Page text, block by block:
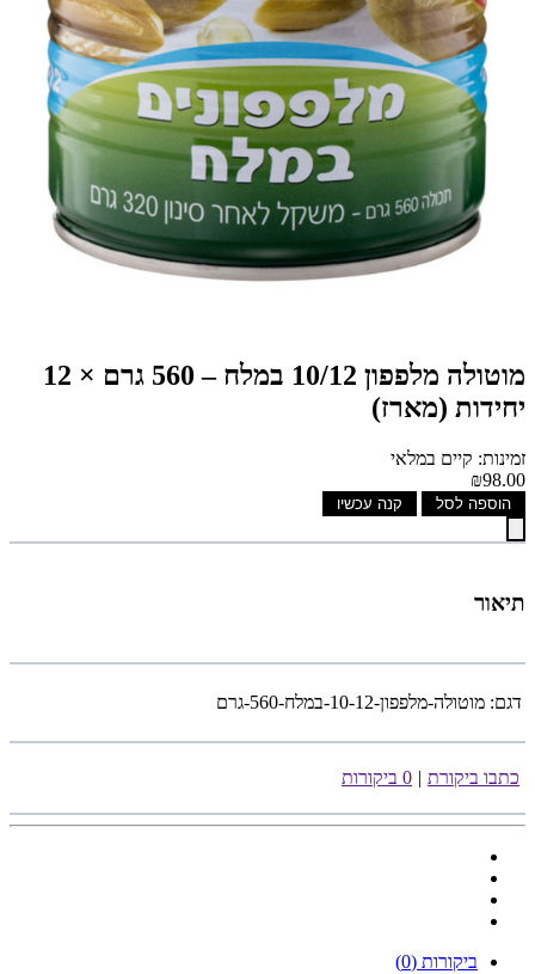
מוטולה מלפפון 10/12 במלח – 560 גרם × 12
יחידות (מארז)
זמינות: קיים במלאי
₪98.00
הוספה לסל קנה עכשיו
תיאור
דגם: מוטולה-מלפפון-10-12-במלח-560-גרם
כתבו ביקורת | 0 ביקורות
ביקורות (0)